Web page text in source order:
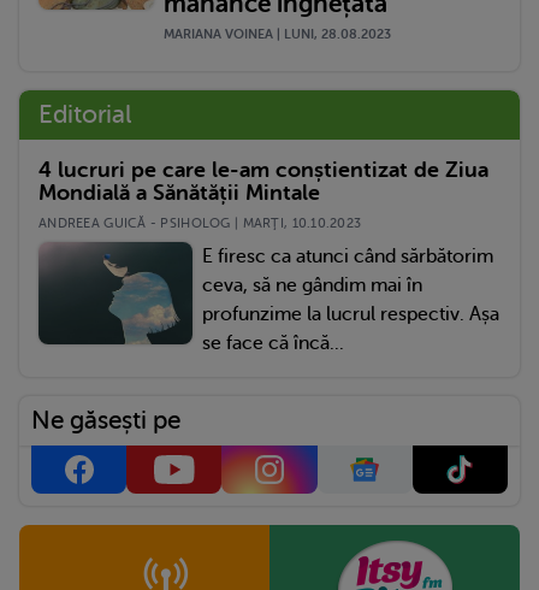
MARIANA VOINEA | LUNI, 28.08.2023
Editorial
4 lucruri pe care le-am conștientizat de Ziua
Mondială a Sănătății Mintale
ANDREEA GUICĂ - PSIHOLOG | MARŢI, 10.10.2023
E firesc ca atunci când sărbătorim
ceva, să ne gândim mai în
profunzime la lucrul respectiv. Așa
se face că încă...
Ne găsești pe